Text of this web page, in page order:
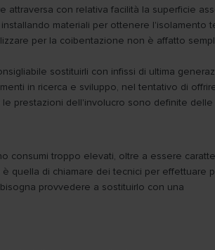
con relativa facilità la superficie
materiali per ottenere l'isolamento
per la coibentazione non è affatto
sostituirli con infissi di ultima
in ricerca e sviluppo, nel tentativo di
prestazioni dell'involucro sono definite
consumi troppo elevati, oltre a essere
quella di chiamare dei tecnici per effettuare
provvedere a sostituirlo con una